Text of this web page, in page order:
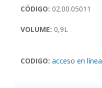
CÓDIGO: 02.00.05011
VOLUME: 0,9L
CODIGO: acceso en línea